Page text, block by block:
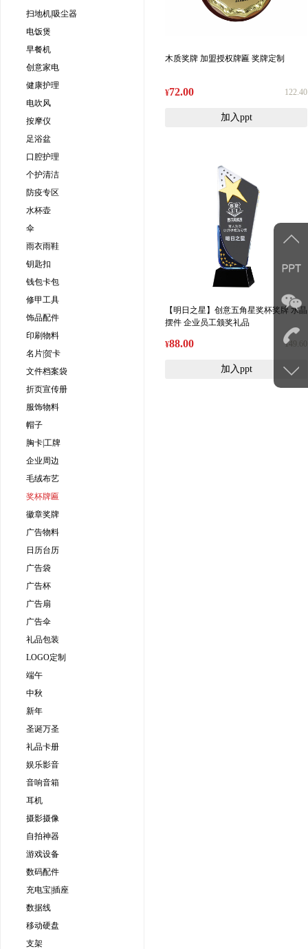
扫地机|吸尘器
电饭煲
早餐机
创意家电
健康护理
电吹风
按摩仪
足浴盆
口腔护理
个护清洁
防疫专区
水杯壶
伞
雨衣雨鞋
钥匙扣
钱包卡包
修甲工具
饰品配件
印刷物料
名片|贺卡
文件档案袋
折页宣传册
服饰物料
帽子
胸卡|工牌
企业周边
毛绒布艺
奖杯牌匾
徽章奖牌
广告物料
日历台历
广告袋
广告杯
广告扇
广告伞
礼品包装
LOGO定制
端午
中秋
新年
圣诞万圣
礼品卡册
娱乐影音
音响音箱
耳机
摄影摄像
自拍神器
游戏设备
数码配件
充电宝|插座
数据线
移动硬盘
支架
木质奖牌 加盟授权牌匾 奖牌定制
¥72.00 122.40
加入ppt
【明日之星】创意五角星奖杯奖牌 水晶
摆件 企业员工颁奖礼品
¥88.00 149.60
加入ppt